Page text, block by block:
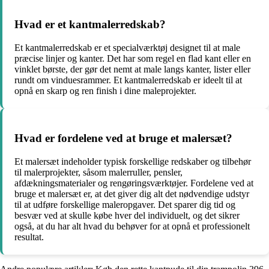
Hvad er et kantmalerredskab?
Et kantmalerredskab er et specialværktøj designet til at male
præcise linjer og kanter. Det har som regel en flad kant eller en
vinklet børste, der gør det nemt at male langs kanter, lister eller
rundt om vinduesrammer. Et kantmalerredskab er ideelt til at
opnå en skarp og ren finish i dine maleprojekter.
Hvad er fordelene ved at bruge et malersæt?
Et malersæt indeholder typisk forskellige redskaber og tilbehør
til malerprojekter, såsom malerruller, pensler,
afdækningsmaterialer og rengøringsværktøjer. Fordelene ved at
bruge et malersæt er, at det giver dig alt det nødvendige udstyr
til at udføre forskellige maleropgaver. Det sparer dig tid og
besvær ved at skulle købe hver del individuelt, og det sikrer
også, at du har alt hvad du behøver for at opnå et professionelt
resultat.